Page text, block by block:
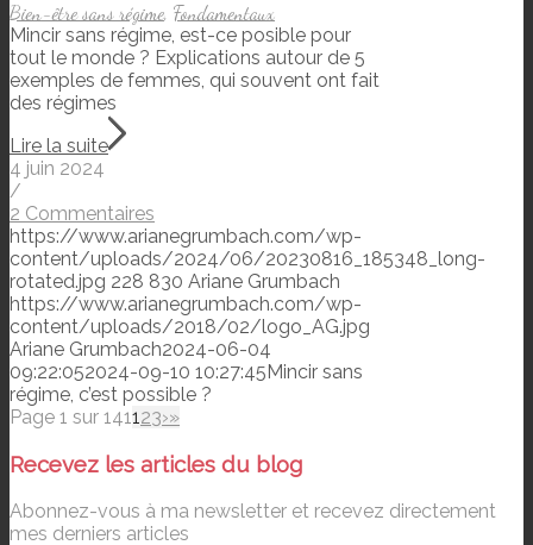
Bien-être sans régime, Fondamentaux
Mincir sans régime, est-ce posible pour
tout le monde ? Explications autour de 5
exemples de femmes, qui souvent ont fait
des régimes
Lire la suite
4 juin 2024
/
2 Commentaires
https://www.arianegrumbach.com/wp-
content/uploads/2024/06/20230816_185348_long-
rotated.jpg 228 830 Ariane Grumbach
https://www.arianegrumbach.com/wp-
content/uploads/2018/02/logo_AG.jpg
Ariane Grumbach2024-06-04
09:22:052024-09-10 10:27:45 Mincir sans
régime, c’est possible ?
Page 1 sur 141123›»
Recevez les articles du blog
Abonnez-vous à ma newsletter et recevez directement
mes derniers articles